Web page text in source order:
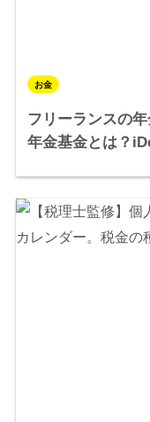
お金
フリーランスの
年金基金とは？